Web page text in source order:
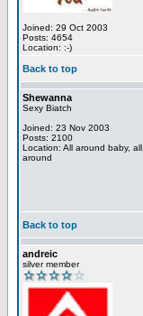
Joined: 29 Oct 2003
Posts: 4654
Location: :-)
Back to top
Shewanna
Sexy Biatch
Joined: 23 Nov 2003
Posts: 2100
Location: All around baby, all
around
Back to top
andreic
silver member